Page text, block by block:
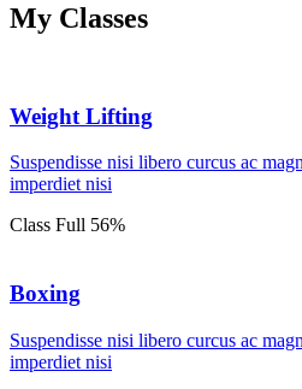
My Classes
Weight Lifting
Suspendisse nisi libero curcus ac
imperdiet nisi
Class Full 56%
Boxing
Suspendisse nisi libero curcus ac
imperdiet nisi